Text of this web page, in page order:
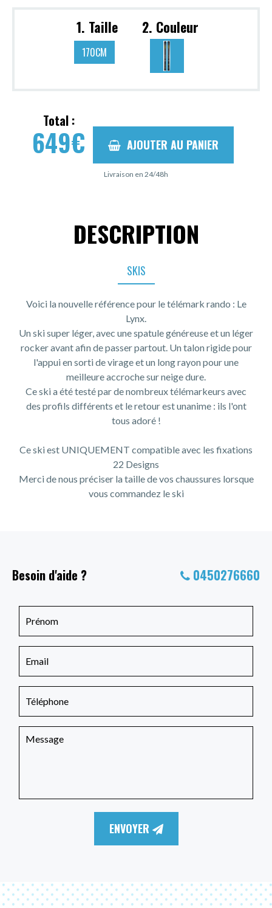
1. Taille
170CM
2. Couleur
Total :
649€ AJOUTER AU PANIER
Livraison en 24/48h
DESCRIPTION
SKIS
Voici la nouvelle référence pour le télémark rando : Le
Lynx.
Un ski super léger, avec une spatule généreuse et un léger
rocker avant afin de passer partout. Un talon rigide pour
l'appui en sorti de virage et un long rayon pour une
meilleure accroche sur neige dure.
Ce ski a été testé par de nombreux télémarkeurs avec
des profils différents et le retour est unanime : ils l'ont
tous adoré !
Ce ski est UNIQUEMENT compatible avec les fixations
22 Designs
Merci de nous préciser la taille de vos chaussures lorsque
vous commandez le ski
Besoin d'aide ? 0450276660
ENVOYER